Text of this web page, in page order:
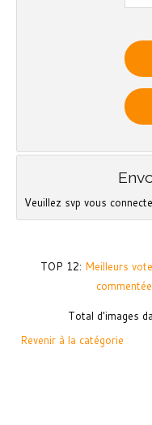
Veuillez svp vous
TOP 12: Meilleurs
Total d'images
Revenir à la catégorie